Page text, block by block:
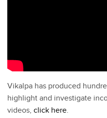
Vikalpa has produced
highlight and investigate
videos, click here.